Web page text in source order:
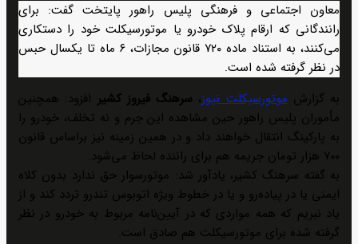
معاون اجتماعی و فرهنگی پلیس راهور پایتخت گفت: برای
رانندگانی که ارقام پلاک خودرو یا موتورسیکلت خود را دستکاری
می‌کنند، به استناد ماده ۷۲۰ قانون مجازات، ۶ ماه تا یکسال حبس
در نظر گرفته شده است.
به گزارشموتورسیکلت نیوز، سرهنگ فیروز کشیر افزود: همچنین
مأموران پلیس راهور حین مشاهده این جرم و نه تخلف، خودرو را
به پارکینگ انتقال خواهند داد و در همین زمینه نیز براساس قانون
۷۰۰ هزار تومان جریمه هم برای راننده لحاظ می‌شود.
به گفته سرهنگ کشیر، یادآور شد: موتورسوار حق ندارد بدون کلاه
ایمنی یا در پیاده‌رو و یا در خطوط ویژه اتوبوس تندرو تردد کند و از
یاد نبریم که همه مواردی که در آیین‌نامه مربوط به خودرو در نظر
گرفته شده برای موتورسیکلت هم صادق است.